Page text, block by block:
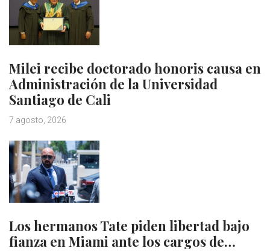
Milei recibe doctorado honoris causa en
Administración de la Universidad
Santiago de Cali
7 agosto, 2026
Los hermanos Tate piden libertad bajo
fianza en Miami ante los cargos de…